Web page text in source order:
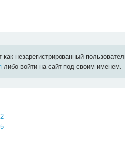
незарегистрированный
либо войти на сайт под своим именем.